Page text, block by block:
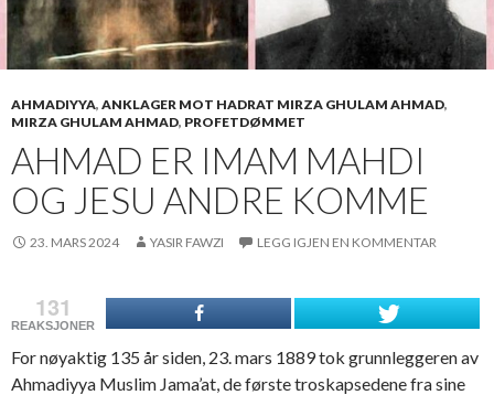
AHMADIYYA, ANKLAGER MOT HADRAT MIRZA GHULAM AHMAD,
MIRZA GHULAM AHMAD, PROFETDØMMET
AHMAD ER IMAM MAHDI
OG JESU ANDRE KOMME
23. MARS 2024 YASIR FAWZI LEGG IGJEN EN KOMMENTAR
131
REAKSJONER
For nøyaktig 135 år siden, 23. mars 1889 tok grunnleggeren av
Ahmadiyya Muslim Jama’at, de første troskapsedene fra sine